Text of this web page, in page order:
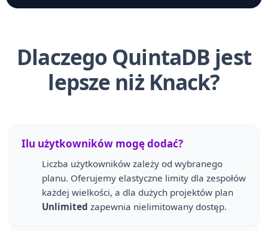
Dlaczego QuintaDB jest
lepsze niż Knack?
Ilu użytkowników mogę dodać?
Liczba użytkowników zależy od wybranego
planu. Oferujemy elastyczne limity dla zespołów
każdej wielkości, a dla dużych projektów plan
Unlimited zapewnia nielimitowany dostęp.